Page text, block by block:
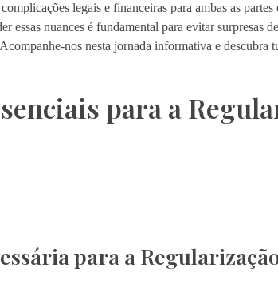
legais e financeiras para ambas as
essas nuances é fundamental para evitar surpresas
nos nesta jornada informativa e descubra
para a
para a